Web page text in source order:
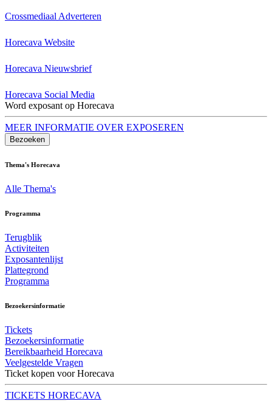
Crossmediaal Adverteren
Horecava Website
Horecava Nieuwsbrief
Horecava Social Media
Word exposant op Horecava
MEER INFORMATIE OVER EXPOSEREN
Bezoeken
Thema's Horecava
Alle Thema's
Programma
Terugblik
Activiteiten
Exposantenlijst
Plattegrond
Programma
Bezoekersinformatie
Tickets
Bezoekersinformatie
Bereikbaarheid Horecava
Veelgestelde Vragen
Ticket kopen voor Horecava
TICKETS HORECAVA